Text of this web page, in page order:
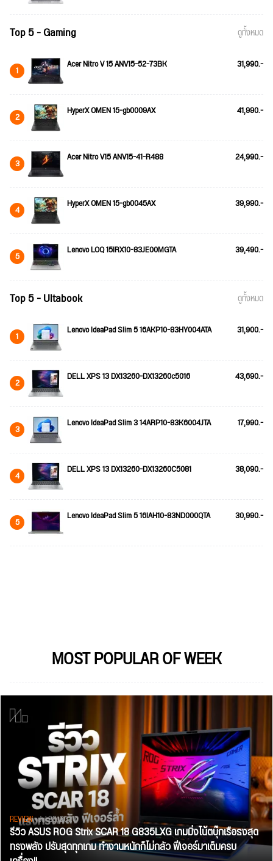
Top 5 - Gaming ดูทั้งหมด
1 Acer Nitro V 15 ANV15-52-73BK 31,990.-
2 HyperX OMEN 15-gb0009AX 41,990.-
3 Acer Nitro V15 ANV15-41-R488 24,990.-
4 HyperX OMEN 15-gb0045AX 39,990.-
5 Lenovo LOQ 15IRX10-83JE00MGTA 39,490.-
Top 5 - Ultabook ดูทั้งหมด
1 Lenovo IdeaPad Slim 5 16AKP10-83HY004ATA 31,900.-
2 DELL XPS 13 DX13260-DX13260c5016 43,690.-
3 Lenovo IdeaPad Slim 3 14ARP10-83K6004JTA 17,990.-
4 DELL XPS 13 DX13260-DX13260C5081 38,090.-
5 Lenovo IdeaPad Slim 5 16IAH10-83ND000QTA 30,990.-
MOST POPULAR OF WEEK
REVIEW• Jul 28, 2026
รีวิว ASUS ROG Strix SCAR 18 G835LXG เกมมิ่งโน้ตบุ๊กเรือธงสุด
ทรงพลัง ปรับสุดทุกเกม ทำงานหนักก็ไม่กลัว ฟีเจอร์มาเต็มครบ